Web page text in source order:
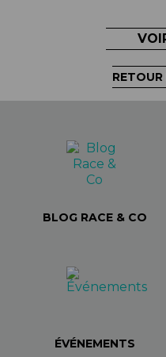
BLOG RACE & CO
ÉVÉNEMENTS